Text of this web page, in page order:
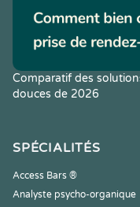
Comparatif des
douces de 2026
SPÉCIALITÉS
Access Bars ®
Analyste psycho-organique